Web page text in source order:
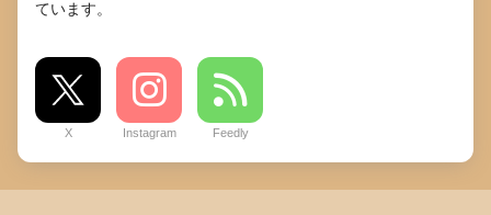
ています。
X Instagram Feedly